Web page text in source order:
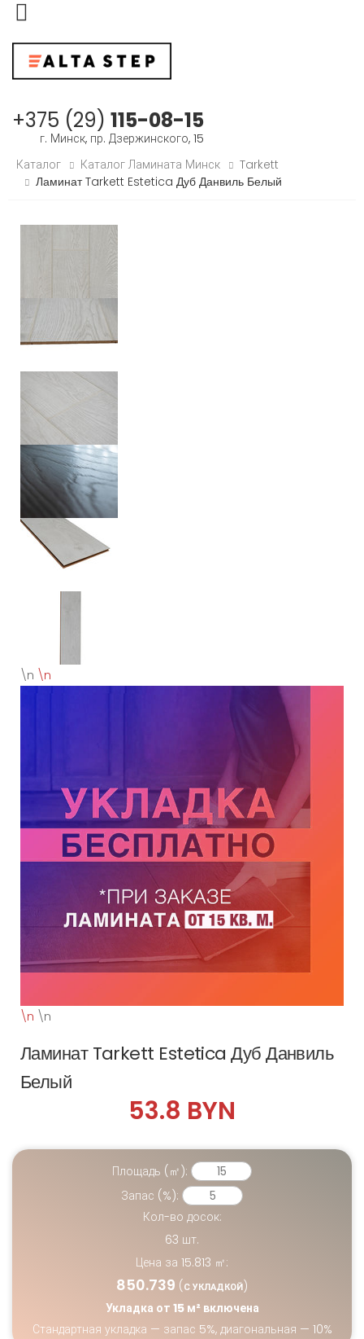
Меню
+375 (29) 115-08-15
г. Минск, пр. Дзержинского, 15
Каталог
Каталог Ламината Минск
Tarkett
Ламинат Tarkett Estetica Дуб Данвиль Белый
\n \n
\n \n
Ламинат Tarkett Estetica Дуб Данвиль
Белый
53.8 BYN
Площадь (㎡):
Запас (%):
Кол-во досок:
63 шт.
Цена за 15.813 ㎡:
850.739 (С УКЛАДКОЙ)
Укладка от 15 м² включена
Стандартная укладка — запас 5%, диагональная — 10%